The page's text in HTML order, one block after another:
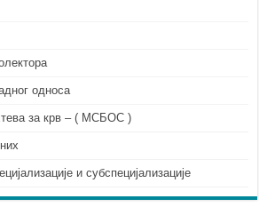
односа
за крв – ( МСБОС )
и субспецијализације